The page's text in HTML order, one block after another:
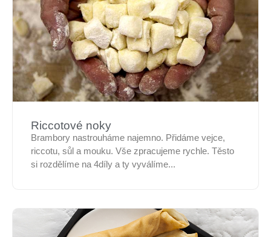
Riccotové noky
Brambory nastrouháme najemno. Přidáme vejce,
riccotu, sůl a mouku. Vše zpracujeme rychle. Těsto
si rozdělíme na 4díly a ty vyválíme...